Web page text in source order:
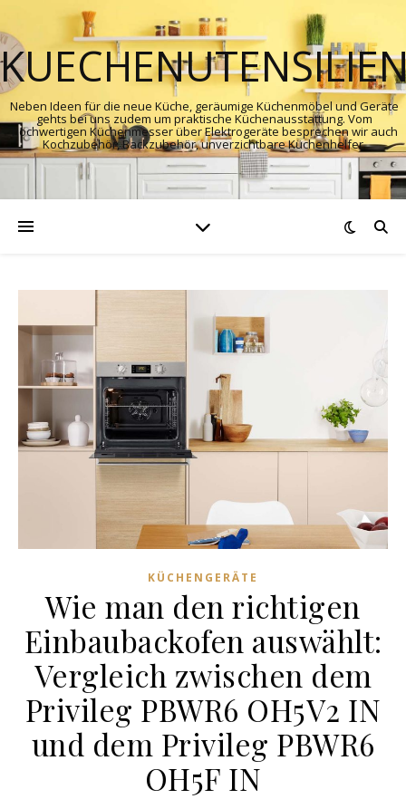
Neben Ideen für die neue Küche, geräumige Küchenmöbel und Geräte
gehts bei uns zudem um praktische Küchenausstattung. Vom
hochwertigen Küchenmesser über Elektrogeräte besprechen wir auch
Kochzubehör, Backzubehör, unverzichtbare Küchenhelfer.
KÜCHENGERÄTE
Wie man den richtigen
Einbaubackofen auswählt:
Vergleich zwischen dem
Privileg PBWR6 OH5V2 IN
und dem Privileg PBWR6
OH5F IN